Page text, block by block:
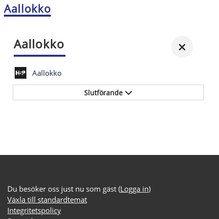
Aallokko
Aallokko
Aallokko
Slutförande
Du besöker oss just nu som gäst (Logga in)
Växla till standardtemat
Integritetspolicy